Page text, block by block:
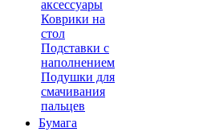
аксессуары
Коврики на
стол
Подставки с
наполнением
Подушки для
смачивания
пальцев
Бумага